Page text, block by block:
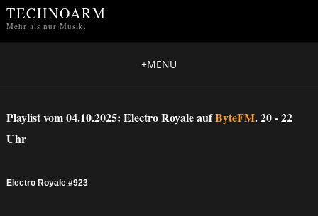
TECHNOARM
Mehr als nur Musik.
+MENU
Playlist vom 04.10.2025: Electro Royale aufByteFM. 20 - 22
Uhr
Electro Royale #923